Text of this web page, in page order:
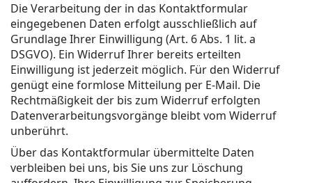
Die Verarbeitung der in das Kontaktformular
eingegebenen Daten erfolgt ausschließlich auf
Grundlage Ihrer Einwilligung (Art. 6 Abs. 1 lit. a
DSGVO). Ein Widerruf Ihrer bereits erteilten
Einwilligung ist jederzeit möglich. Für den Widerruf
genügt eine formlose Mitteilung per E-Mail. Die
Rechtmäßigkeit der bis zum Widerruf erfolgten
Datenverarbeitungsvorgänge bleibt vom Widerruf
unberührt.
Über das Kontaktformular übermittelte Daten
verbleiben bei uns, bis Sie uns zur Löschung